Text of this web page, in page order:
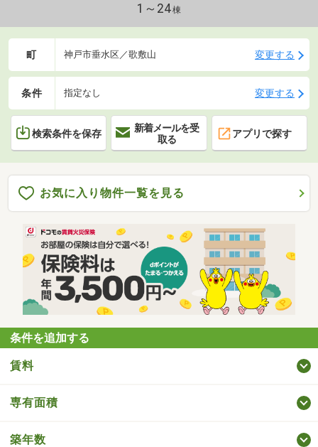
1～24棟
町 神戸市垂水区／歌敷山 変更する
条件 指定なし 変更する
検索条件を保存
新着メールを受
取る
アプリで探す
お気に入り物件一覧を見る
条件を追加する
賃料
専有面積
築年数